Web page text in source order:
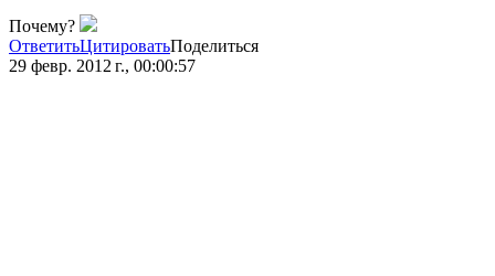
Почему?
ОтветитьЦитироватьПоделиться
29 февр. 2012 г., 00:00:57